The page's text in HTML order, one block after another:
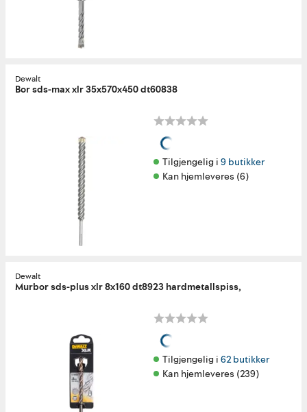
Dewalt
Bor sds-max xlr 35x570x450 dt60838
Tilgjengelig i 9 butikker
Kan hjemleveres (6)
Dewalt
Murbor sds-plus xlr 8x160 dt8923 hardmetallspiss,
Tilgjengelig i 62 butikker
Kan hjemleveres (239)